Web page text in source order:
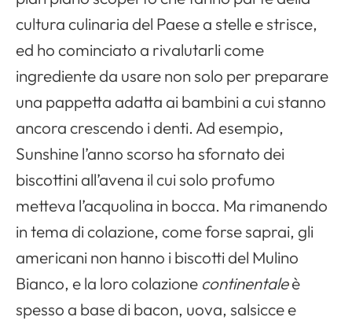
cultura culinaria del Paese a stelle e strisce,
ed ho cominciato a rivalutarli come
ingrediente da usare non solo per preparare
una pappetta adatta ai bambini a cui stanno
ancora crescendo i denti. Ad esempio,
Sunshine l’anno scorso ha sfornato dei
biscottini all’avena il cui solo profumo
metteva l’acquolina in bocca. Ma rimanendo
in tema di colazione, come forse saprai, gli
americani non hanno i biscotti del Mulino
Bianco, e la loro colazione continentaleè
spesso a base di bacon, uova, salsicce e